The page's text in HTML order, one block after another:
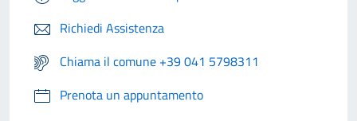
Richiedi Assistenza
Chiama il comune +39 041 5798311
Prenota un appuntamento